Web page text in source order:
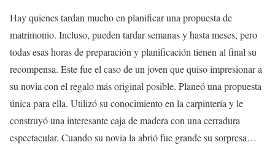
Hay quienes tardan mucho en planificar una propuesta de
matrimonio. Incluso, pueden tardar semanas y hasta meses, pero
todas esas horas de preparación y planificación tienen al final su
recompensa. Este fue el caso de un joven que quiso impresionar a
su novia con el regalo más original posible. Planeó una propuesta
única para ella. Utilizó su conocimiento en la carpintería y le
construyó una interesante caja de madera con una cerradura
espectacular. Cuando su novia la abrió fue grande su sorpresa…